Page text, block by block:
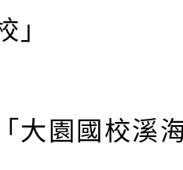
」
大園國校溪